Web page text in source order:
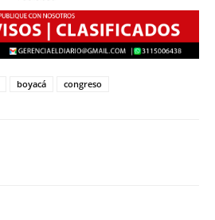
boyacá congreso